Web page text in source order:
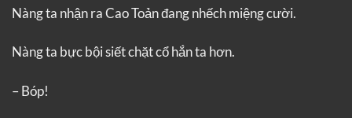
Nàng ta nhận ra Cao Toản đang nhếch miệng cười.
Nàng ta bực bội siết chặt cổ hắn ta hơn.
– Bóp!